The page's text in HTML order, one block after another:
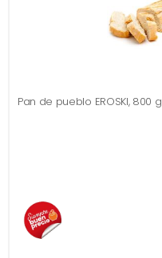
Pan de pueblo EROSKI, 800 g